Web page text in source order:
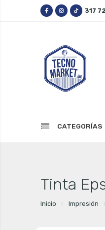
317
CATEGORÍAS
Tinta
Inicio Impresión